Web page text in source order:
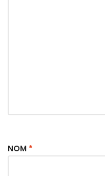
NOM *